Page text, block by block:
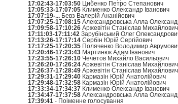
17:02:43-17:03:50 Цибенко Петро Степанович
17:05:33-17:07:05 Клименко Олександр Іванович
17:07:19-... Бевз Валерій Ананійович
17:07:25-17:08:15 Александровська Алла
17:09:58-17:10:26 Аржевітін Станіслав Михайлович
17:11:03-17:11:42 Зарубінський Олег
17:13:26-17:17:14 Сербін Юрій Сергійович
17:17:25-17:20:35 Поляченко Володимир
17:20:46-17:23:43 Мартинюк Адам Іванович
17:23:55-17:26:10 Чечетов Михайло Васильович
17:26:20-17:26:24 Аржевітін Станіслав Михайлович
17:26:37-17:28:49 Аржевітін Станіслав Михайлович
17:29:31-17:29:40 Кармазін Юрій Анатолійович
17:29:48-17:32:58 Кармазін Юрій Анатолійович
17:33:34-17:34:37 Клименко Олександр Іванович
17:34:47-17:37:58 Александровська Алла
17:39:41 - Поіменне голосування